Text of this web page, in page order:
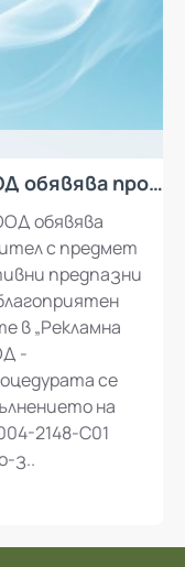
„Рекламна Агенция Дея“ ЕООД обявява процедура за избор на изпълнител с предмет „Доставка и монтаж на колективни предпазни средства за защита от неблагоприятен микроклимат за работещите в „Рекламна Агенция Дея“ ЕООД - въздухопречистватели“
обявява
с предмет
предпазни
в „Рекламна
-
се
на
2148-C01
з..